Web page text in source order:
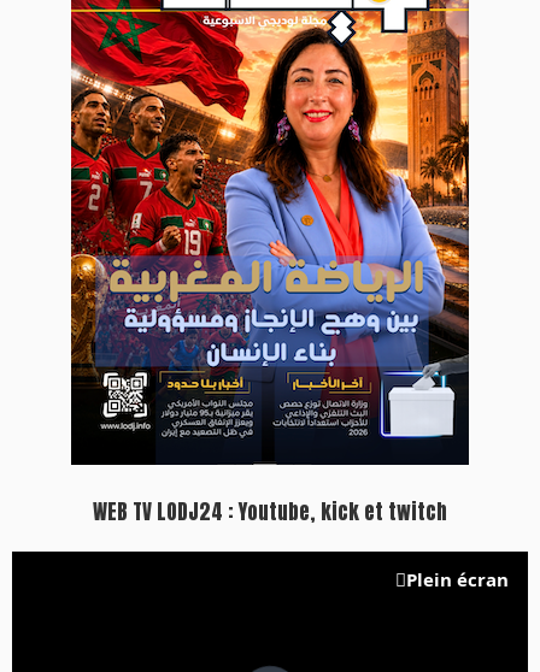
WEB TV LODJ24 : Youtube, kick et twitch
Plein écran